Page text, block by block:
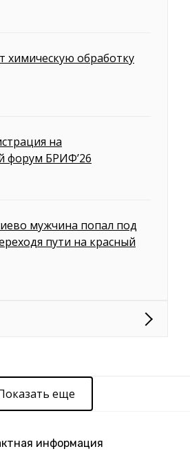
химическую обработку
на
форум БРИФ’26
мужчина попал под
пути на красный
еще
информация